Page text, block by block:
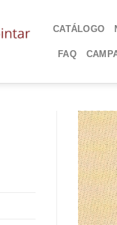
CATÁLOGO
FAQ